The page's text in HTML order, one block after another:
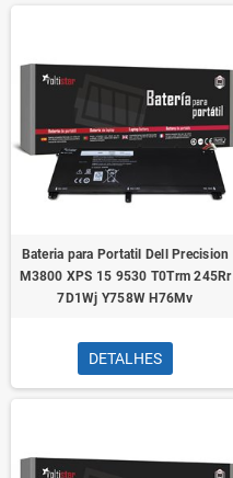
Bateria para Portatil Dell Precision
M3800 XPS 15 9530 T0Trm 245Rr
7D1Wj Y758W H76Mv
DETALHES